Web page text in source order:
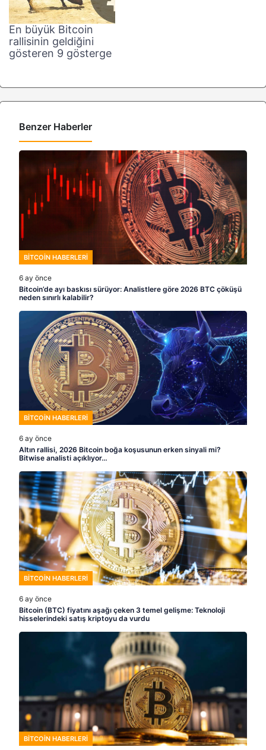
En büyük Bitcoin
rallisinin geldiğini
gösteren 9 gösterge
Benzer Haberler
BITCOIN HABERLERI
6 ay önce
Bitcoin’de ayı baskısı sürüyor: Analistlere göre 2026 BTC çöküşü
neden sınırlı kalabilir?
BITCOIN HABERLERI
6 ay önce
Altın rallisi, 2026 Bitcoin boğa koşusunun erken sinyali mi?
Bitwise analisti açıklıyor…
BITCOIN HABERLERI
6 ay önce
Bitcoin (BTC) fiyatını aşağı çeken 3 temel gelişme: Teknoloji
hisselerindeki satış kriptoyu da vurdu
BITCOIN HABERLERI